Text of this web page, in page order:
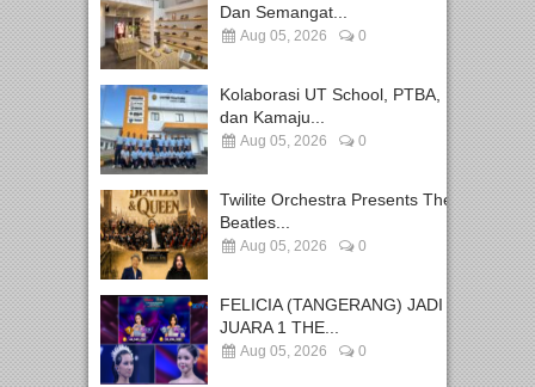
Dan Semangat...
Aug 05, 2026 0
Kolaborasi UT School, PTBA,
dan Kamaju...
Aug 05, 2026 0
Twilite Orchestra Presents The
Beatles...
Aug 05, 2026 0
FELICIA (TANGERANG) JADI
JUARA 1 THE...
Aug 05, 2026 0